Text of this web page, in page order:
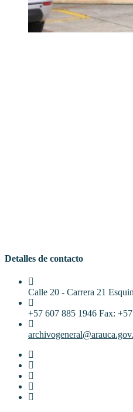
Detalles de contacto
Calle 20 - Carrera 21
+57 607 885 1946 Fax: